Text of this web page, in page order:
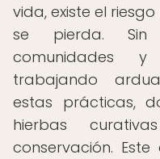
vida, existe el
se pierda. Sin
comunidades y
trabajando
estas prácticas,
hierbas
conservación.